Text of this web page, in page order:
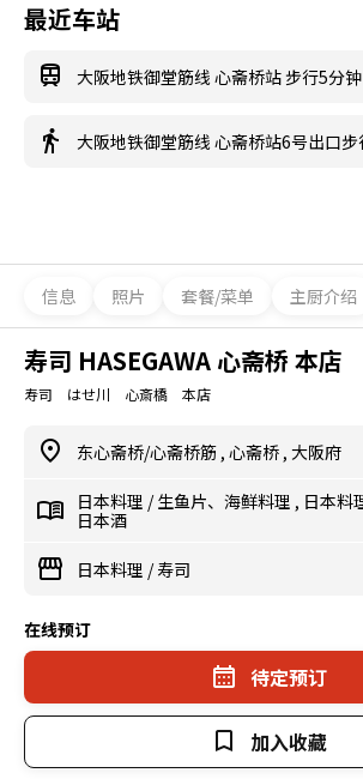
最近车站
大阪地铁御堂筋线 心斋桥站 步行5分钟
大阪地铁御堂筋线 心斋桥站6号出口步
信息 照片 套餐/菜单 主厨介绍
寿司 HASEGAWA 心斋桥 本店
寿司 はせ川 心斎橋 本店
东心斋桥/心斋桥筋 , 心斋桥 , 大阪府
日本料理 /生鱼片、海鲜料理 , 日本料
日本酒
日本料理 /寿司
在线预订
待定预订
加入收藏